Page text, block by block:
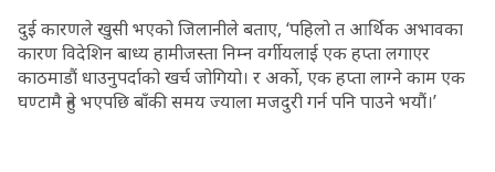
दुई कारणले खुसी भएको जिलानीले बताए, ‘पहिलो त आर्थिक अभावका
कारण विदेशिन बाध्य हामीजस्ता निम्न वर्गीयलाई एक हप्ता लगाएर
काठमाडौं धाउनुपर्दाको खर्च जोगियो। र अर्को, एक हप्ता लाग्ने काम एक
घण्टामै हुने भएपछि बाँकी समय ज्याला मजदुरी गर्न पनि पाउने भयौं।’